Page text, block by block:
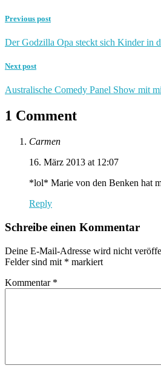
Previous post
Der Godzilla Opa steckt sich Kinder in
Next post
Australische Comedy Panel Show mit
1 Comment
Carmen
16. März 2013 at 12:07
*lol* Marie von den Benken hat
Reply
Schreibe einen Kommentar
Deine E-Mail-Adresse wird nicht
Felder sind mit * markiert
Kommentar *